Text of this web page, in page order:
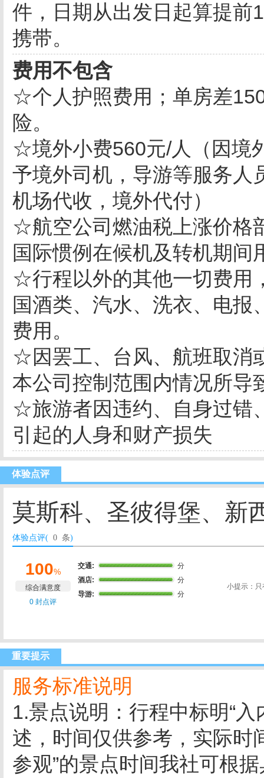
件，日期从出发日起算提前
携带。
费用不包含
☆个人护照费用；单房差
险。
☆境外小费560元/人（因境
予境外司机，导游等服务人
机场代收，境外代付）
☆航空公司燃油税上涨价格
国际惯例在候机及转机期间
☆行程以外的其他一切费用
国酒类、汽水、洗衣、电
费用。
☆因罢工、台风、航班取消
本公司控制范围内情况所导
☆旅游者因违约、自身过错
引起的人身和财产损失
体验点评
莫斯科、圣彼得堡、新
体验点评( 0 条)
100%
综合满意度
0 封点评
交通:
分
酒店:
分
导游:
分
小提示：
重要提示
服务标准说明
1.景点说明：行程中标明“
述，时间仅供参考，实际时
参观”的景点时间我社可根